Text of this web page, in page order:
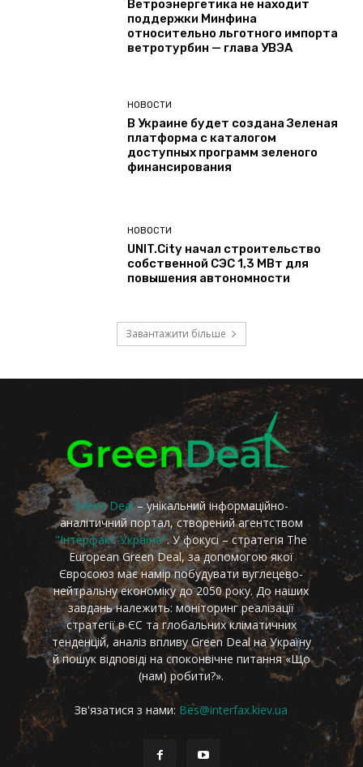
Green Deal– унікальний інформаційно-
аналітичний портал, створений агентством
"Інтерфакс-Україна". У фокусі – стратегія The
European Green Deal, за допомогою якої
Євросоюз має намір побудувати вуглецево-
нейтральну економіку до 2050 року. До наших
завдань належить: моніторинг реалізації
стратегії в ЄС та глобальних кліматичних
тенденцій, аналіз впливу Green Deal на Україну
й пошук відповіді на споконвічне питання «Що
(нам) робити?».
Зв'язатися з нами: Bes@interfax.kiev.ua